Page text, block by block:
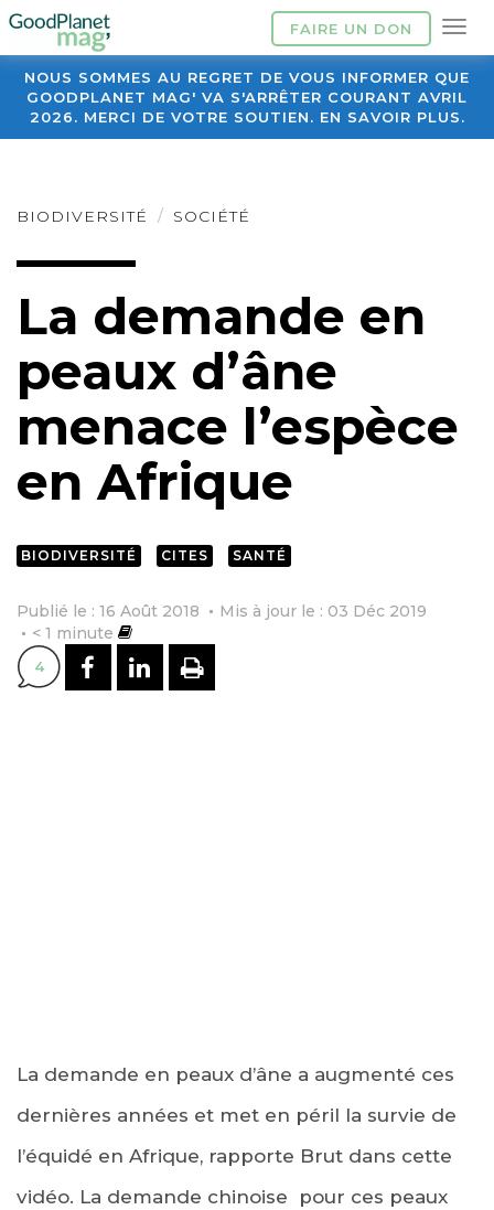
FAIRE UN DON
NOUS SOMMES AU REGRET DE VOUS INFORMER QUE
GOODPLANET MAG' VA S'ARRÊTER COURANT AVRIL
2026. MERCI DE VOTRE SOUTIEN. EN SAVOIR PLUS.
BIODIVERSITÉ SOCIÉTÉ
La demande en
peaux d’âne
menace l’espèce
en Afrique
BIODIVERSITÉ CITES SANTÉ
Publié le : 16 Août 2018
Mis à jour le : 03 Déc 2019
< 1 minute
4 PARTAGER SUR FACEBOOK
PARTAGER SUR
IMPRIMER
La demande en peaux d’âne a augmenté ces
dernières années et met en péril la survie de
l’équidé en Afrique, rapporte Brut dans cette
vidéo. La demande chinoise pour ces peaux